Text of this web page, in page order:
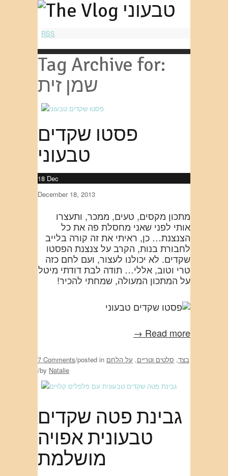
RSS
Tag Archive for:
שמן זית
פסטו שקדים
טבעוני
18 Dec
December 18, 2013
מתכון מקסים, טעים, ממכר, ותעצרו
אותי לפני שאני מחסלת פה את כל
הצנצנת… כן, ראיתי את זה קורה בלייב
לחבורת בנות, הקרב על צנצנת הפסטו
שקדים. לא יכולנו לעצור, ועם לחם כזה
טרי וטוב, אללי… תודה לבת דודתי מיטל
על המתכון המעולה, שמחתי להכיר!
Read more →
7 Comments/posted in בצד, סלטים וטריים, על הלחם
/by Natalie
גבינת פטה שקדים
טבעונית אפויה
מושלמת